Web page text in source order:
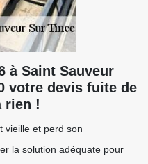
à Saint Sauveur
votre devis fuite de
rien !
vieille et perd son
la solution adéquate pour